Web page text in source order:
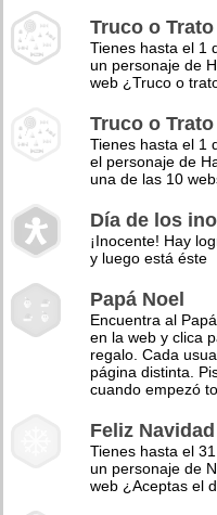
Truco o Trato
Tienes hasta el 1
un personaje de
web ¿Truco o
Truco o Trato
Tienes hasta el 1
el personaje de
una de las 10
Día de los
¡Inocente! Hay
y luego está éste
Papá Noel
Encuentra al
en la web y clica
regalo. Cada
página distinta.
cuando empezó
Feliz Navidad
Tienes hasta el
un personaje de
web ¿Aceptas el